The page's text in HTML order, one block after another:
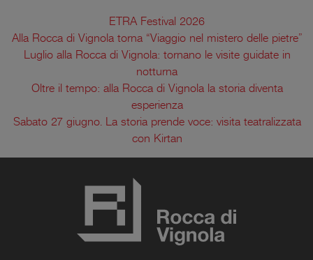
ETRA Festival 2026
Alla Rocca di Vignola torna “Viaggio nel mistero delle pietre”
Luglio alla Rocca di Vignola: tornano le visite guidate in
notturna
Oltre il tempo: alla Rocca di Vignola la storia diventa
esperienza
Sabato 27 giugno. La storia prende voce: visita teatralizzata
con Kirtan